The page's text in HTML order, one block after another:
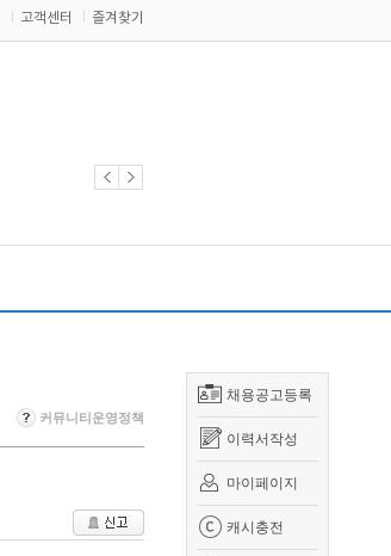
고객센터 즐겨찾기
채용공고등록
이력서작성
마이페이지
캐시충전
커뮤니티운영정책